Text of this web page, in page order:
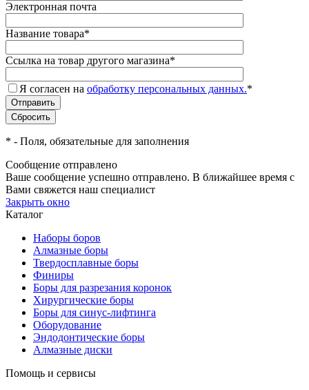
Электронная почта
Название товара*
Ссылка на товар другого магазина*
Я согласен на обработку персональных данных.*
* - Поля, обязательные для заполнения
Сообщение отправлено
Ваше сообщение успешно отправлено. В ближайшее время с
Вами свяжется наш специалист
Закрыть окно
Каталог
Наборы боров
Алмазные боры
Твердосплавные боры
Финиры
Боры для разрезания коронок
Хирургические боры
Боры для синус-лифтинга
Оборудование
Эндодонтические боры
Алмазные диски
Помощь и сервисы